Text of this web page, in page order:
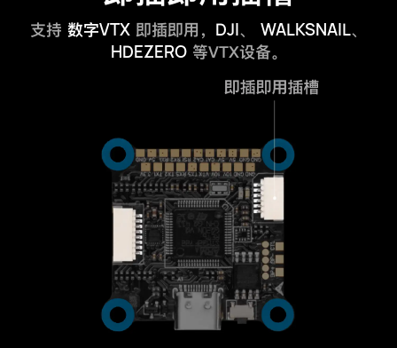
支持 数字VTX 即插即用， DJI、 WALKSNAIL、
HDEZERO等VTX设备。